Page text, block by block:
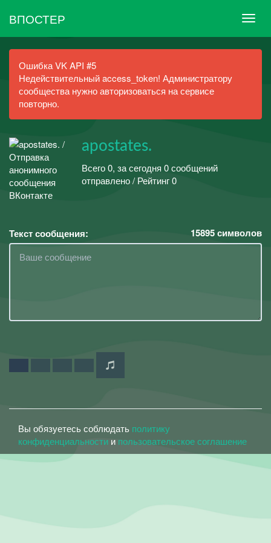
ВПОСТЕР
Ошибка VK API #5
Недействительный access_token! Администратору
сообщества нужно авторизоваться на сервисе
повторно.
apostates.
Всего 0, за сегодня 0 сообщений
отправлено / Рейтинг 0
Текст сообщения: 15895символов
Вы обязуетесь соблюдать политику
конфиденциальности и пользовательское соглашение